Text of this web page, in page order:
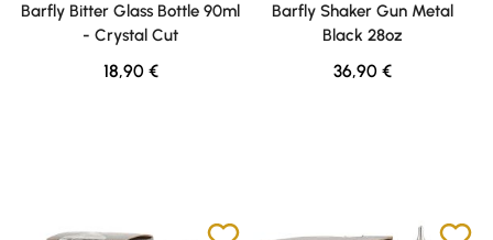
Barfly Bitter Glass Bottle 90ml
- Crystal Cut
Regulärer Preis:
18,90 €
Barfly Shaker Gun Metal
Black 28oz
Regulärer Preis:
36,90 €